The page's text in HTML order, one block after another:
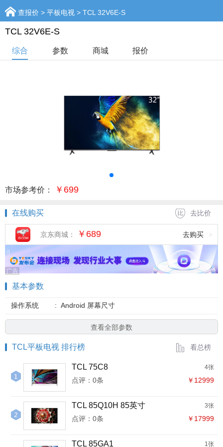
查报价 > 平板电视 > TCL 32V6E-S
TCL 32V6E-S
综合 参数 商城 报价
市场参考价： ￥699
在线购买 去比价
京东商城： ￥689 去购买 >
基本参数
操作系统 : Android 屏幕尺寸
查看全部参数
TCL平板电视 排行榜 看总榜
TCL 75C8 4张
点评：0条 ￥12999
TCL 85Q10H 85英寸 3张
点评：0条 ￥17999
TCL 85GA1 1张